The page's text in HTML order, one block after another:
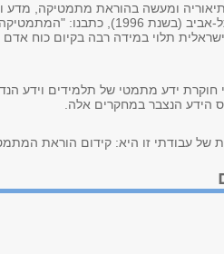
ומעשה בהוראת מתמטיקה, מדע
באוניברסיטת תל-אביב
תלוי במידה רבה בקיום כוח
1975 אני חוקרת ידע מתמטי של תלמידים
הידע הנצבר במחקרים אלה.
של עבודתי זו היא: קידום הוראת